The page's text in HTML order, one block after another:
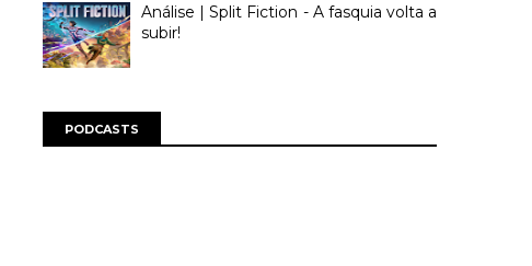
Análise | Split Fiction - A fasquia volta a
subir!
PODCASTS